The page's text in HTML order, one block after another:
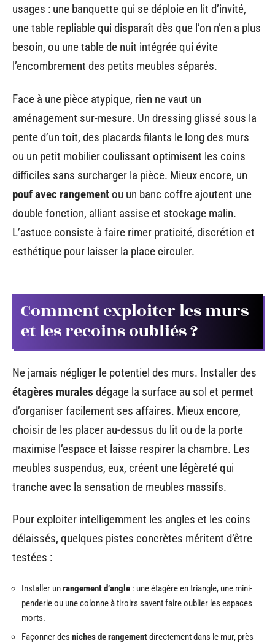
usages : une banquette qui se déploie en lit d’invité,
une table repliable qui disparaît dès que l’on n’en a plus
besoin, ou une table de nuit intégrée qui évite
l’encombrement des petits meubles séparés.
Face à une pièce atypique, rien ne vaut un
aménagement sur-mesure. Un dressing glissé sous la
pente d’un toit, des placards filants le long des murs
ou un petit mobilier coulissant optimisent les coins
difficiles sans surcharger la pièce. Mieux encore, un
pouf avec rangement ou un banc coffre ajoutent une
double fonction, alliant assise et stockage malin.
L’astuce consiste à faire rimer praticité, discrétion et
esthétique pour laisser la place circuler.
Comment exploiter les murs
et les recoins oubliés ?
Ne jamais négliger le potentiel des murs. Installer des
étagères murales dégage la surface au sol et permet
d’organiser facilement ses affaires. Mieux encore,
choisir de les placer au-dessus du lit ou de la porte
maximise l’espace et laisse respirer la chambre. Les
meubles suspendus, eux, créent une légèreté qui
tranche avec la sensation de meubles massifs.
Pour exploiter intelligemment les angles et les coins
délaissés, quelques pistes concrètes méritent d’être
testées :
Installer unrangement d’angle : une étagère en triangle, une mini-
penderie ou une colonne à tiroirs savent faire oublier les espaces
morts.
Façonner des niches de rangementdirectement dans le mur, près